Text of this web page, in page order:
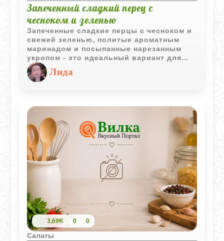
Запеченный сладкий перец с
чесноком и зеленью
Запеченные сладкие перцы с чесноком и
свежей зеленью, политые ароматным
маринадом и посыпанные нарезанным
укропом - это идеальный вариант для
закуски или салата. Это блюдо не только
вкусное, но и красочное, благодаря
использованию перцев разнообразных
Лида
3,69K 0 0
Салаты